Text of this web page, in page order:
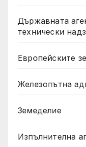
Държавната
технически
Европейските
Железопътна
Земеделие
Изпълнителна